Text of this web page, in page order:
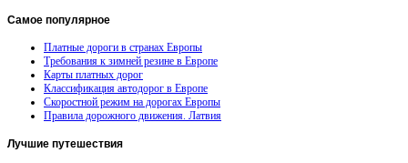
Самое популярное
Платные дороги в странах Европы
Требования к зимней резине в Европе
Карты платных дорог
Классификация автодорог в Европе
Скоростной режим на дорогах Европы
Правила дорожного движения. Латвия
Лучшие путешествия